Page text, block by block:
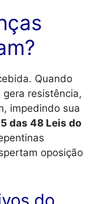
Quando
resistência,
impedindo sua
das 48 Leis do
oposição